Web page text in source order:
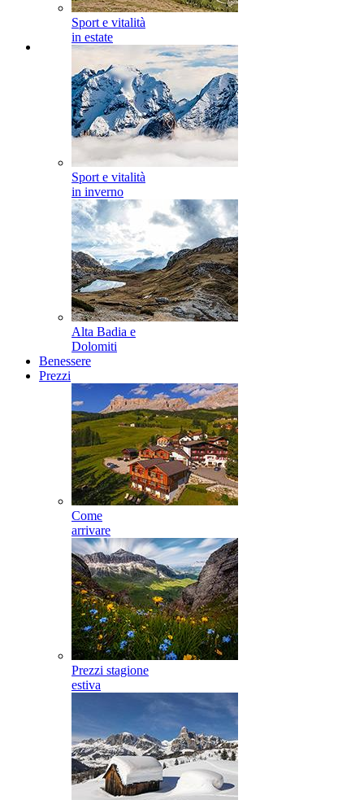
Sport e vitalità
in estate
Sport e vitalità
in inverno
Alta Badia e
Dolomiti
Benessere
Prezzi
Come
arrivare
Prezzi stagione
estiva